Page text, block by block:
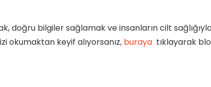
doğru bilgiler sağlamak ve insanların cilt
okumaktan keyif alıyorsanız, buraya tıklayarak